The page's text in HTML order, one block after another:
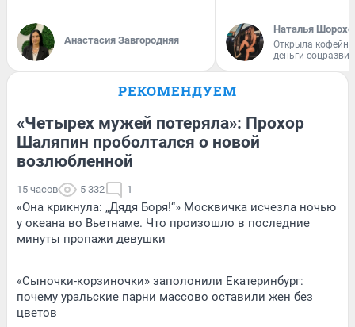
Анастасия Завгородняя
Наталья
Открыла
деньги
РЕКОМЕНДУЕМ
«Четырех мужей потеряла»: Прохор
Шаляпин проболтался о новой
возлюбленной
15 часов 5 332 1
«Она крикнула: „Дядя Боря!“» Москвичка исчезла ночью
у океана во Вьетнаме. Что произошло в последние
минуты пропажи девушки
«Сыночки-корзиночки» заполонили Екатеринбург:
почему уральские парни массово оставили жен без
цветов